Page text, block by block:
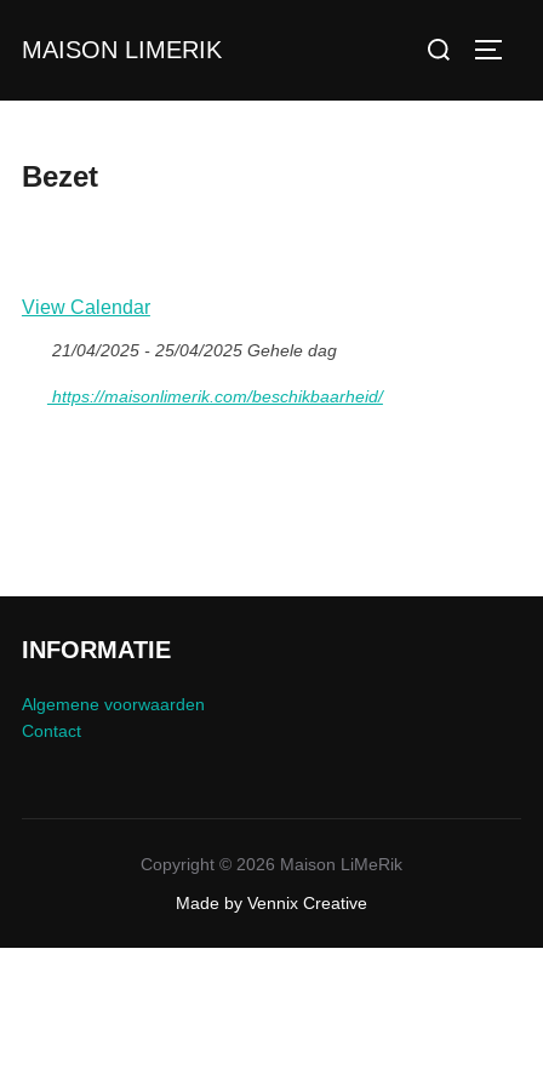
naarMAISON LIMERIK
Zoek
Bezet
View Calendar
21/04/2025 - 25/04/2025 Gehele dag
https://maisonlimerik.com/beschikbaarheid/
INFORMATIE
Algemene voorwaarden
Contact
Copyright © 2026 Maison LiMeRik
Made by Vennix Creative